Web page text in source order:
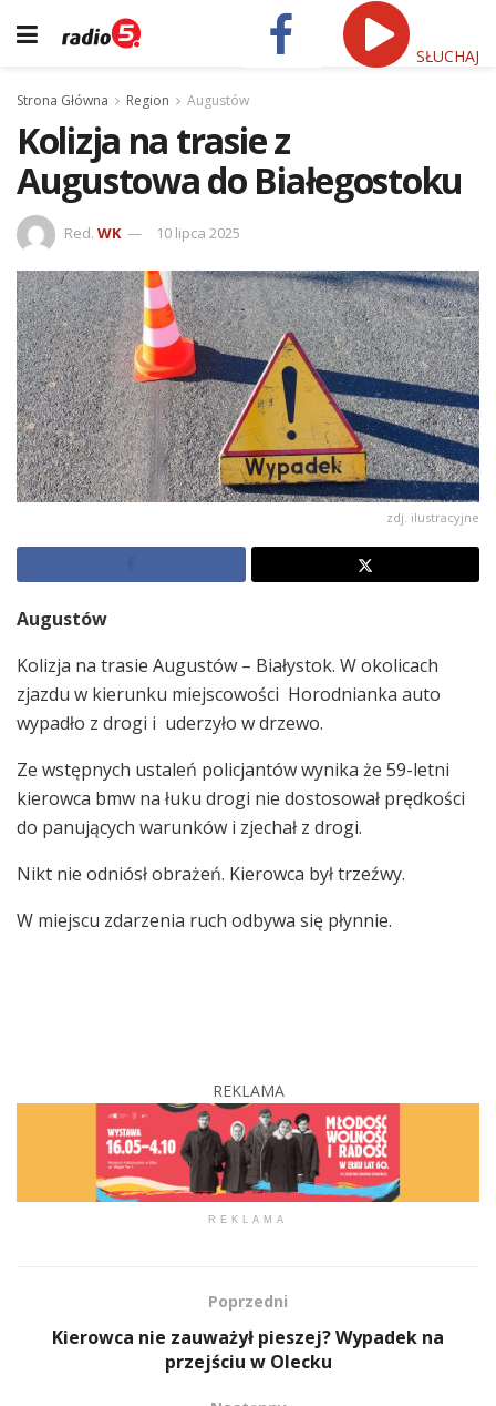
SŁUCHAJ
Strona Główna Region Augustów
Kolizja na trasie z
Augustowa do Białegostoku
Red. WK 10 lipca 2025
zdj. ilustracyjne
Augustów
Kolizja na trasie Augustów – Białystok. W okolicach
zjazdu w kierunku miejscowości Horodnianka auto
wypadło z drogi i uderzyło w drzewo.
Ze wstępnych ustaleń policjantów wynika że 59-letni
kierowca bmw na łuku drogi nie dostosował prędkości
do panujących warunków i zjechał z drogi.
Nikt nie odniósł obrażeń. Kierowca był trzeźwy.
W miejscu zdarzenia ruch odbywa się płynnie.
REKLAMA
REKLAMA
Poprzedni
Kierowca nie zauważył pieszej? Wypadek na
przejściu w Olecku